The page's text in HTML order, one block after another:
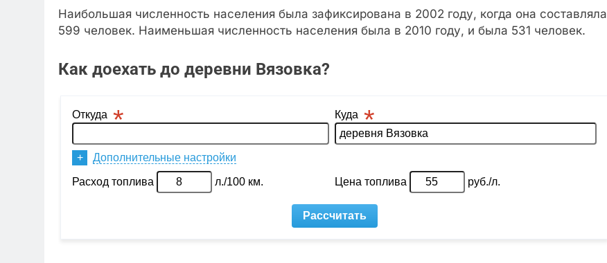
Наибольшая численность населения была зафиксирована в 2002 году, когда она составляла
599 человек. Наименьшая численность населения была в 2010 году, и была 531 человек.
Как доехать до деревни Вязовка?